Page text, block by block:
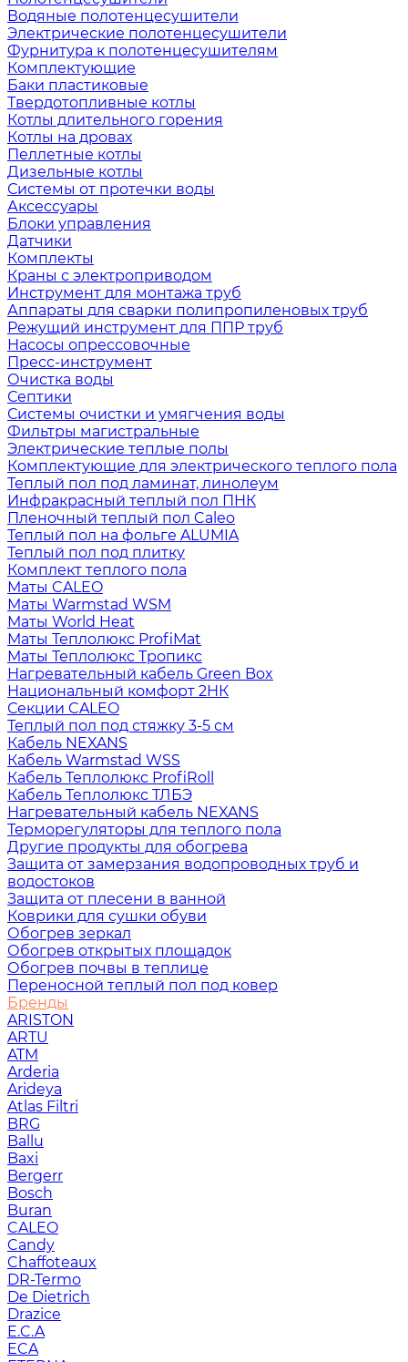
Водяные полотенцесушители
Электрические полотенцесушители
Фурнитура к полотенцесушителям
Комплектующие
Баки пластиковые
Твердотопливные котлы
Котлы длительного горения
Котлы на дровах
Пеллетные котлы
Дизельные котлы
Системы от протечки воды
Аксессуары
Блоки управления
Датчики
Комплекты
Краны с электроприводом
Инструмент для монтажа труб
Аппараты для сварки полипропиленовых труб
Режущий инструмент для ППР труб
Насосы опрессовочные
Пресс-инструмент
Очистка воды
Септики
Системы очистки и умягчения воды
Фильтры магистральные
Электрические теплые полы
Комплектующие для электрического теплого пола
Теплый пол под ламинат, линолеум
Инфракрасный теплый пол ПНК
Пленочный теплый пол Caleo
Теплый пол на фольге ALUMIA
Теплый пол под плитку
Комплект теплого пола
Маты CALEO
Маты Warmstad WSM
Маты World Heat
Маты Теплолюкс ProfiMat
Маты Теплолюкс Тропикс
Нагревательный кабель Green Box
Национальный комфорт 2НК
Секции CALEO
Теплый пол под стяжку 3-5 см
Кабель NEXANS
Кабель Warmstad WSS
Кабель Теплолюкс ProfiRoll
Кабель Теплолюкс ТЛБЭ
Нагревательный кабель NEXANS
Терморегуляторы для теплого пола
Другие продукты для обогрева
Защита от замерзания водопроводных труб и
водостоков
Защита от плесени в ванной
Коврики для сушки обуви
Обогрев зеркал
Обогрев открытых площадок
Обогрев почвы в теплице
Переносной теплый пол под ковер
Бренды
ARISTON
ARTU
ATM
Arderia
Arideya
Atlas Filtri
BRG
Ballu
Baxi
Bergerr
Bosch
Buran
CALEO
Candy
Chaffoteaux
DR-Termo
De Dietrich
Drazice
E.C.A
ECA